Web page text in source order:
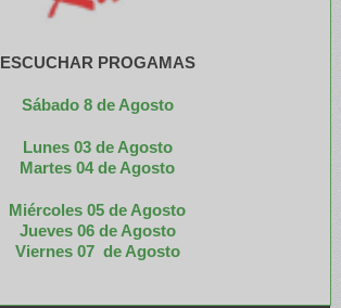
ESCUCHAR PROGAMAS
Sábado 8 de Agosto
Lunes 03 de Agosto
Martes 04 de Agosto
Miércoles 05 de Agosto
Jueves 06 de Agosto
Viernes 07 de Agosto